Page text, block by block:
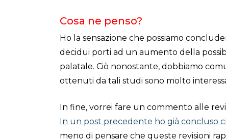
Cosa ne penso?
Ho la sensazione che possiamo
decidui porti ad un aumento della
palatale. Ciò nonostante, dobbiamo
ottenuti da tali studi sono molto
In fine, vorrei fare un commento alle
In un post precedente ho già concluso
meno di pensare che queste revisioni